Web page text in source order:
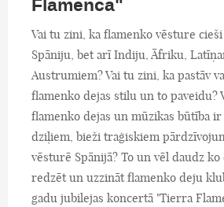
Flamenca"
Vai tu zini, ka flamenko vēsture
Spāniju, bet arī Indiju, Āfriku,
Austrumiem? Vai tu zini, ka pastāv
flamenko dejas stilu un to paveidu?
flamenko dejas un mūzikas būtība
dziļiem, bieži traģiskiem
vēsturē Spānijā? To un vēl daudz
redzēt un uzzināt flamenko deju
gadu jubilejas koncertā "Tierra